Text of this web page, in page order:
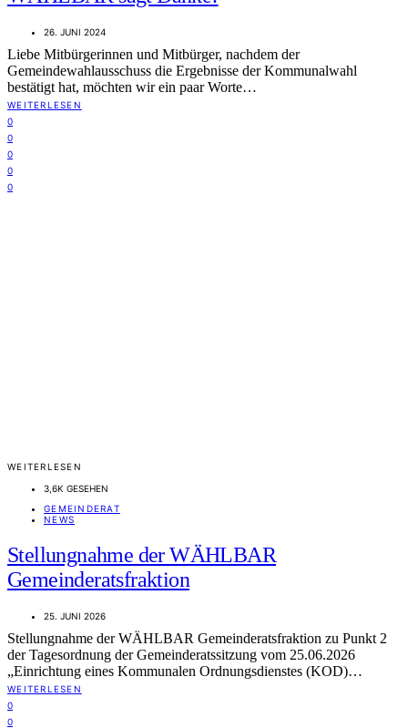
26. JUNI 2024
Liebe Mitbürgerinnen und Mitbürger, nachdem der
Gemeindewahlausschuss die Ergebnisse der Kommunalwahl
bestätigt hat, möchten wir ein paar Worte…
WEITERLESEN
0
0
0
0
0
WEITERLESEN
3,6K GESEHEN
GEMEINDERAT
NEWS
Stellungnahme der WÄHLBAR
Gemeinderatsfraktion
25. JUNI 2026
Stellungnahme der WÄHLBAR Gemeinderatsfraktion zu Punkt 2
der Tagesordnung der Gemeinderatssitzung vom 25.06.2026
„Einrichtung eines Kommunalen Ordnungsdienstes (KOD)…
WEITERLESEN
0
0